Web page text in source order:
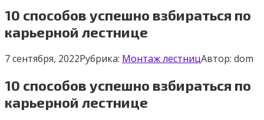
10 способов успешно взбираться по
карьерной лестнице
7 сентября, 2022Рубрика: Монтаж лестницАвтор: dom
10 способов успешно взбираться по
карьерной лестнице